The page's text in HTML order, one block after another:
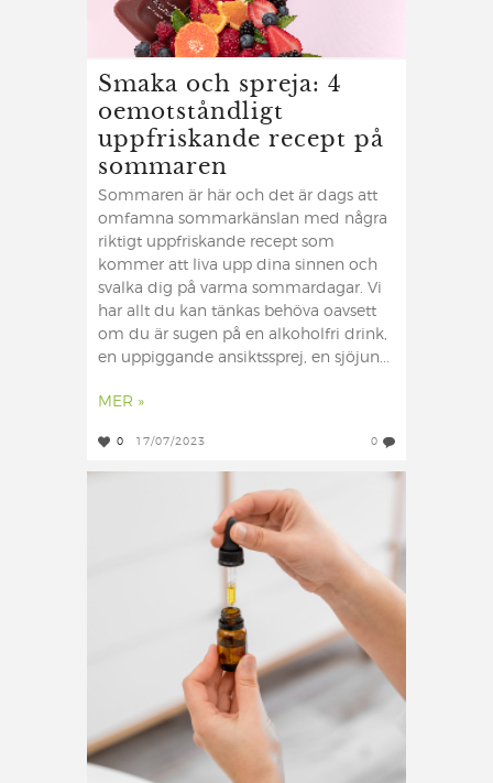
Smaka och spreja: 4
oemotståndligt
uppfriskande recept på
sommaren
Sommaren är här och det är dags att
omfamna sommarkänslan med några
riktigt uppfriskande recept som
kommer att liva upp dina sinnen och
svalka dig på varma sommardagar. Vi
har allt du kan tänkas behöva oavsett
om du är sugen på en alkoholfri drink,
en uppiggande ansiktssprej, en sjöjun...
MER »
0 17/07/2023 0